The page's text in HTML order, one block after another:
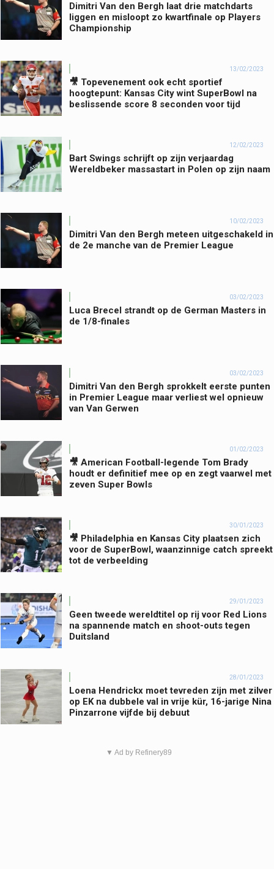
Dimitri Van den Bergh laat drie matchdarts
liggen en misloopt zo kwartfinale op Players
Championship
13/02/2023
🎥 Topevenement ook echt sportief
hoogtepunt: Kansas City wint SuperBowl na
beslissende score 8 seconden voor tijd
12/02/2023
Bart Swings schrijft op zijn verjaardag
Wereldbeker massastart in Polen op zijn naam
10/02/2023
Dimitri Van den Bergh meteen uitgeschakeld in
de 2e manche van de Premier League
03/02/2023
Luca Brecel strandt op de German Masters in
de 1/8-finales
03/02/2023
Dimitri Van den Bergh sprokkelt eerste punten
in Premier League maar verliest wel opnieuw
van Van Gerwen
01/02/2023
🎥 American Football-legende Tom Brady
houdt er definitief mee op en zegt vaarwel met
zeven Super Bowls
30/01/2023
🎥 Philadelphia en Kansas City plaatsen zich
voor de SuperBowl, waanzinnige catch spreekt
tot de verbeelding
29/01/2023
Geen tweede wereldtitel op rij voor Red Lions
na spannende match en shoot-outs tegen
Duitsland
28/01/2023
Loena Hendrickx moet tevreden zijn met zilver
op EK na dubbele val in vrije kür, 16-jarige Nina
Pinzarrone vijfde bij debuut
▼ Ad by Refinery89